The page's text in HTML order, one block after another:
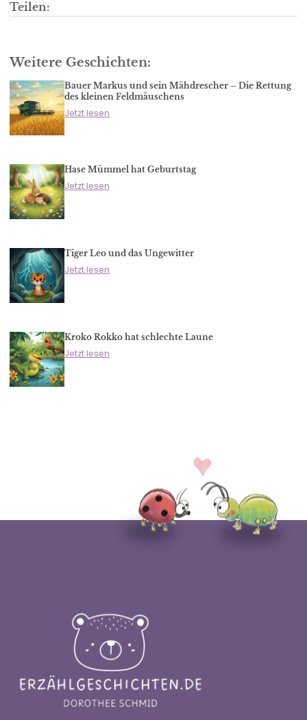
Teilen:
Weitere Geschichten:
Bauer Markus und sein Mähdrescher – Die Rettung
des kleinen Feldmäuschens
Jetzt lesen
Hase Mümmel hat Geburtstag
Jetzt lesen
Tiger Leo und das Ungewitter
Jetzt lesen
Kroko Rokko hat schlechte Laune
Jetzt lesen